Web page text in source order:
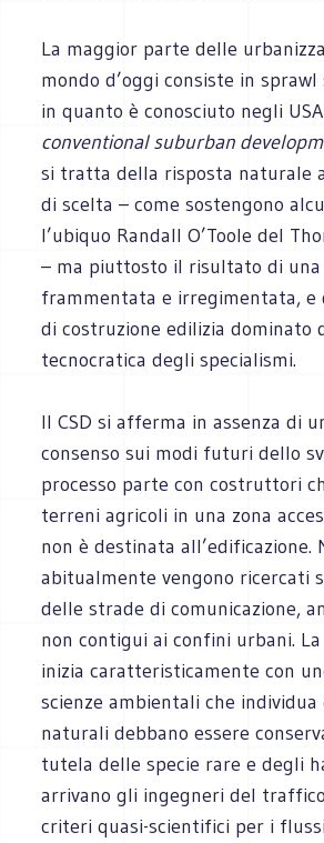
La maggior parte delle
mondo d’oggi consiste in
in quanto è conosciuto negli
conventional suburban
si tratta della risposta naturale
di scelta – come sostengono
l’ubiquo Randall O’Toole del
– ma piuttosto il risultato di una
frammentata e irregimentata, e
di costruzione edilizia dominato
tecnocratica degli specialismi.
Il CSD si afferma in assenza di
consenso sui modi futuri dello
processo parte con costruttori
terreni agricoli in una zona
non è destinata all’edificazione.
abitualmente vengono ricercati
delle strade di comunicazione,
non contigui ai confini urbani.
inizia caratteristicamente con
scienze ambientali che individua
naturali debbano essere
tutela delle specie rare e degli
arrivano gli ingegneri del
criteri quasi-scientifici per i